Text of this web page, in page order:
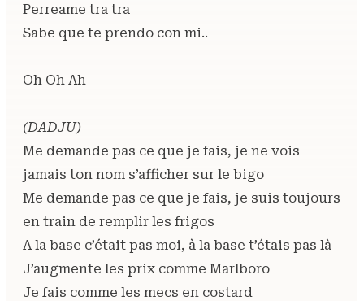
Perreame tra tra
Sabe que te prendo con mi..
Oh Oh Ah
(DADJU)
Me demande pas ce que je fais, je ne vois
jamais ton nom s’afficher sur le bigo
Me demande pas ce que je fais, je suis toujours
en train de remplir les frigos
A la base c’était pas moi, à la base t’étais pas là
J’augmente les prix comme Marlboro
Je fais comme les mecs en costard